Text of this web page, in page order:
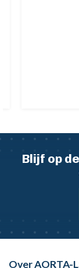
Blijf op
Over AORTA-